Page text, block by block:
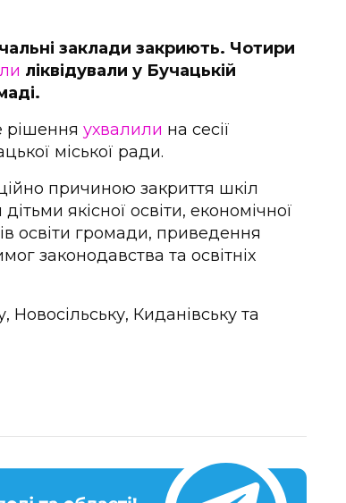
заклади закриють. Чотири
ліквідували у Бучацькій
рішення ухвалили на сесії
міської ради.
причиною закриття шкіл
якісної освіти, економічної
освіти громади, приведення
законодавства та освітніх
Киданівську та